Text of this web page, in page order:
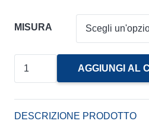
MISURA
Trapuntato
quantità
AGGIUNGI AL
DESCRIZIONE PRODOTTO